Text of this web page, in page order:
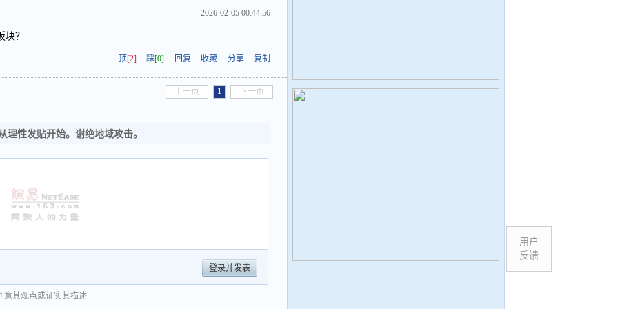
2026-02-05 00:44:56
？
顶[2] 踩[0] 回复 收藏 分享 复制
上一页 1 下一页
理性发贴开始。谢绝地域攻击。
登录并发表
意其观点或证实其描述
用户
反馈